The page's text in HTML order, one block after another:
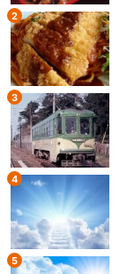
2
3
4
5